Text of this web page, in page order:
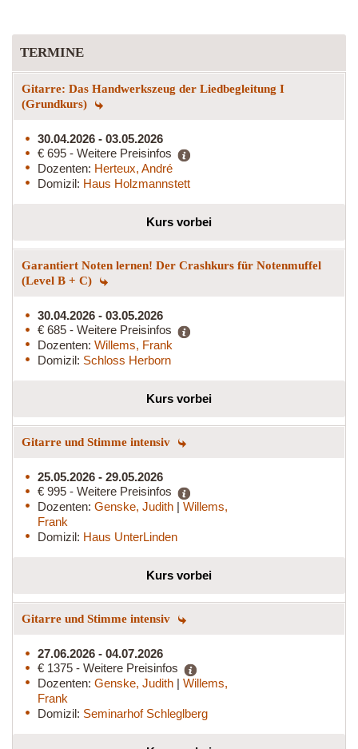
TERMINE
Gitarre: Das Handwerkszeug der Liedbegleitung I
(Grundkurs)
30.04.2026 - 03.05.2026
€ 695 - Weitere Preisinfos
Dozenten: Herteux, André
Domizil: Haus Holzmannstett
Kurs vorbei
Garantiert Noten lernen! Der Crashkurs für Notenmuffel
(Level B + C)
30.04.2026 - 03.05.2026
€ 685 - Weitere Preisinfos
Dozenten: Willems, Frank
Domizil: Schloss Herborn
Kurs vorbei
Gitarre und Stimme intensiv
25.05.2026 - 29.05.2026
€ 995 - Weitere Preisinfos
Dozenten: Genske, Judith | Willems,
Frank
Domizil: Haus UnterLinden
Kurs vorbei
Gitarre und Stimme intensiv
27.06.2026 - 04.07.2026
€ 1375 - Weitere Preisinfos
Dozenten: Genske, Judith | Willems,
Frank
Domizil: Seminarhof Schleglberg